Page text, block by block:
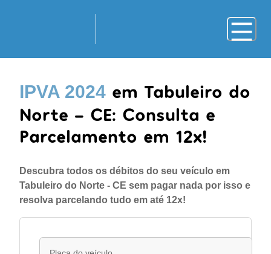
IPVA 2024 em Tabuleiro do
Norte - CE: Consulta e
Parcelamento em 12x!
Descubra todos os débitos do seu veículo em
Tabuleiro do Norte - CE sem pagar nada por isso e
resolva parcelando tudo em até 12x!